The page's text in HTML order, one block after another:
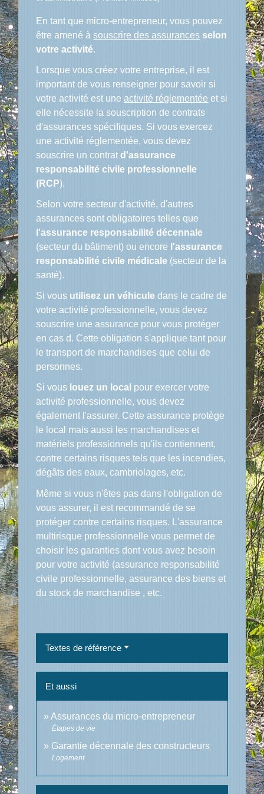
En tant que micro-entrepreneur, vous pouvez
être amené àsouscrire des assurances selon
votre activité.
Lorsque vous créez votre entreprise, il est
important de vous renseigner pour savoir si
votre activité est uneactivité réglementée et si
elle nécessite la souscription de contrats
d'assurances spécifiques. Si vous exercez
une activité réglementée, vous devez
souscrire un contrat d'assurance
responsabilité civile professionnelle
(RCP).
Selon votre secteur d'activité, d'autres
assurances sont obligatoires telles que
l'assurance responsabilité décennale
(secteur du bâtiment) ou encore l'assurance
responsabilité civile médicale (secteur de la
santé).
Si vous utilisez un véhicule dans le cadre de
votre activité professionnelle, vous devez
souscrire une assurance pour vous protéger
en cas d. Cette obligation s'applique tant pour
le transport de marchandises que celui de
personnes.
Si vous louez un local pour exercer votre
activité professionnelle, vous devez
également l'assurer. Cette assurance protège
le local mais aussi les marchandises et
matériels professionnels qu'ils contiennent,
contre certains risques tels que les incendies,
dégâts des eaux, cambriolages, etc.
Même si vous n'êtes pas dans l'obligation de
vous assurer, il est recommandé de se
protéger contre certains risques. L'assurance
multirisque professionnelle vous permet de
choisir les garanties dont vous avez besoin
pour votre activité (assurance responsabilité
civile professionnelle, assurance des biens et
du stock de marchandise , etc.
Textes de référence
Et aussi
Assurances du micro-entrepreneur
Étapes de vie
Garantie décennale des constructeurs
Logement